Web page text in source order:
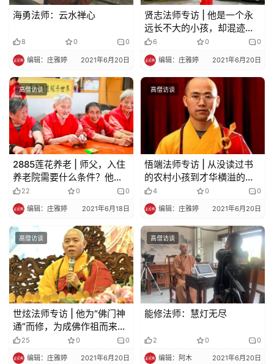
海勇法师：云水禅心
8 0 0
编辑：庄雅婷 2021年6月20日
贤志法师专访 | 他是一个永
远长不大的小孩，却混迹于
老人圈，成为老人家最爱的
养老和尚
6 0 0
编辑：庄雅婷 2021年6月20日
高僧访谈
2885莲花养老 | 师父，入住
养老院需要什么条件？他
说，无条件，来就收！
22 0 0
编辑：庄雅婷 2021年6月18日
高僧访谈
悟端法师专访 | 从没读过书
的农村小孩到才华横溢的出
家和尚，你不是他，怎知他
走过的路
4 0 0
编辑：庄雅婷 2021年6月20日
高僧访谈
世炫法师专访 | 他为“佛门神
通”而修，为成佛作祖而来，
却沉迷诗词写作，谱写诗意
弘法路
25 0 0
编辑：庄雅婷 2021年6月20日
高僧访谈
能修法师：慧灯无尽
2 0 0
编辑：阿木 2021年6月20日